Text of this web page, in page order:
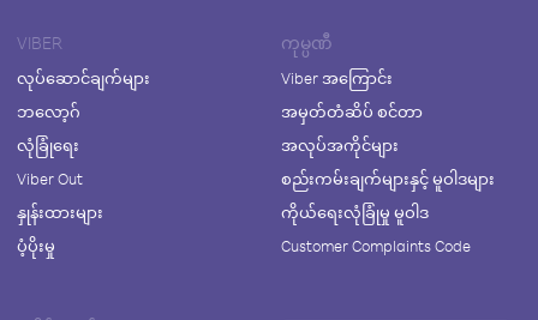
VIBER
လုပ်ဆောင်ချက်များ
ဘလော့ဂ်
လုံခြုံရေး
Viber Out
နှုန်းထားများ
ပံ့ပိုးမှု
ကုမ္ပဏီ
Viber အကြောင်း
အမှတ်တံဆိပ် စင်တာ
အလုပ်အကိုင်များ
စည်းကမ်းချက်များနှင့် မူဝါဒများ
ကိုယ်ရေးလုံခြုံမှု မူဝါဒ
Customer Complaints Code